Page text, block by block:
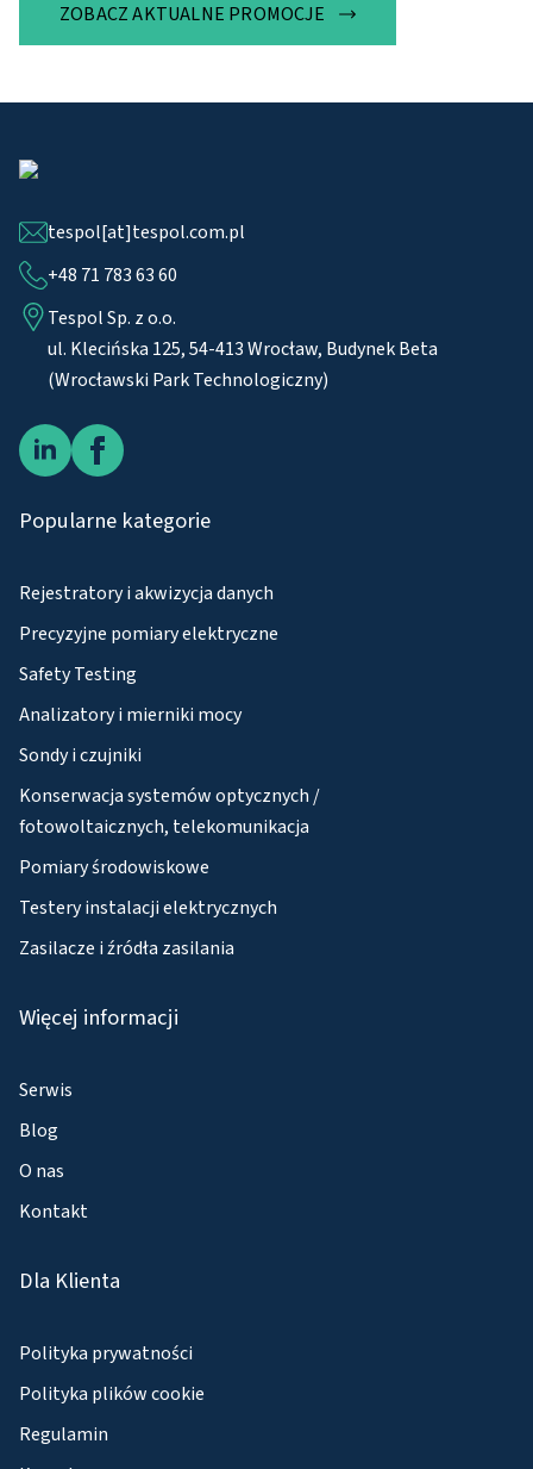
ZOBACZ AKTUALNE PROMOCJE
tespol[at]tespol.com.pl
+48 71 783 63 60
Tespol Sp. z o.o.
ul. Klecińska 125, 54-413 Wrocław, Budynek Beta
(Wrocławski Park Technologiczny)
Popularne kategorie
Rejestratory i akwizycja danych
Precyzyjne pomiary elektryczne
Safety Testing
Analizatory i mierniki mocy
Sondy i czujniki
Konserwacja systemów optycznych /
fotowoltaicznych, telekomunikacja
Pomiary środowiskowe
Testery instalacji elektrycznych
Zasilacze i źródła zasilania
Więcej informacji
Serwis
Blog
O nas
Kontakt
Dla Klienta
Polityka prywatności
Polityka plików cookie
Regulamin